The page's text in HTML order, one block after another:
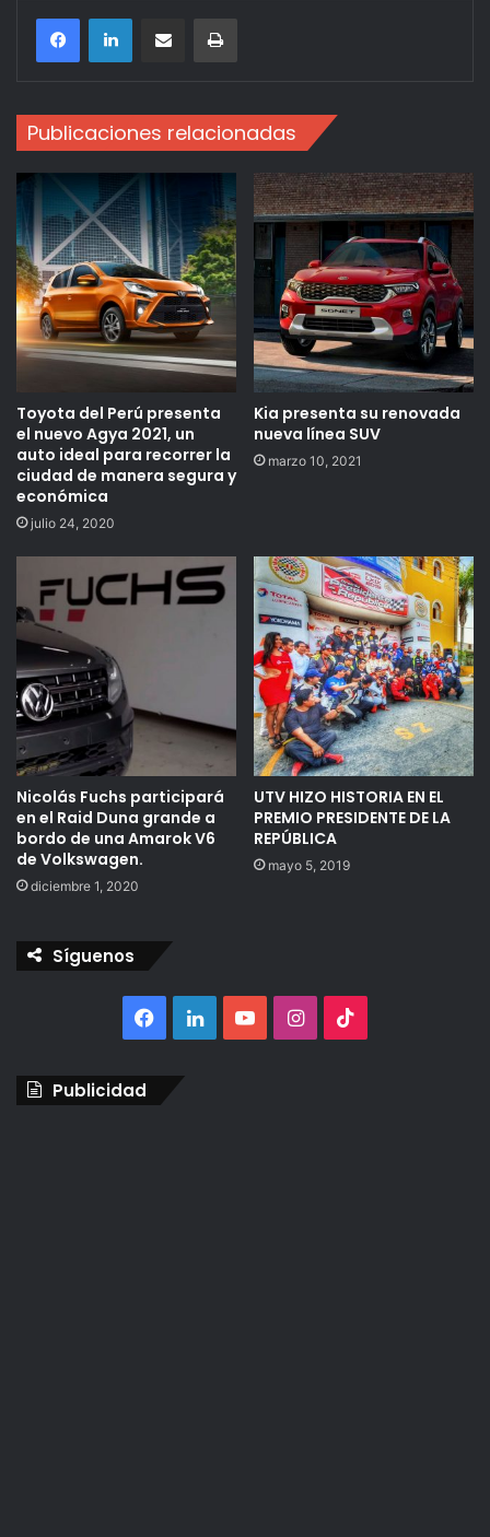
Compartir por correo electrónicoImprimir
Publicaciones relacionadas
Toyota del Perú presenta
el nuevo Agya 2021, un
auto ideal para recorrer la
ciudad de manera segura y
económica
julio 24, 2020
Kia presenta su renovada
nueva línea SUV
marzo 10, 2021
Nicolás Fuchs participará
en el Raid Duna grande a
bordo de una Amarok V6
de Volkswagen.
diciembre 1, 2020
UTV HIZO HISTORIA EN EL
PREMIO PRESIDENTE DE LA
REPÚBLICA
mayo 5, 2019
Síguenos
Facebook
LinkedInYouTubeInstagram
Publicidad